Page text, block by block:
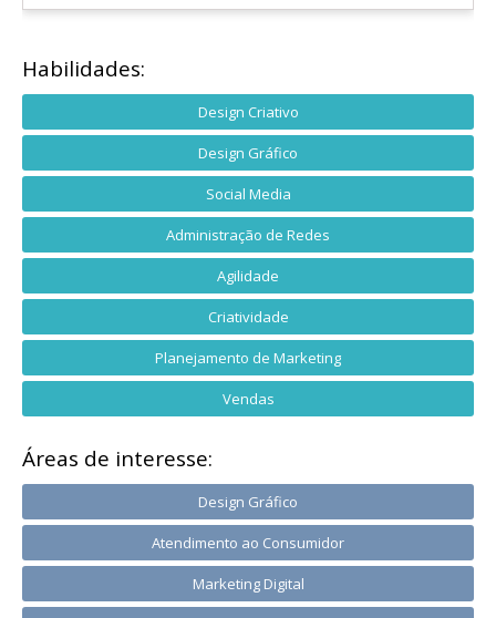
Habilidades:
Design Criativo
Design Gráfico
Social Media
Administração de Redes
Agilidade
Criatividade
Planejamento de Marketing
Vendas
Áreas de interesse:
Design Gráfico
Atendimento ao Consumidor
Marketing Digital